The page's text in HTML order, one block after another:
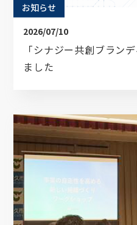
お知らせ
2026/07/10
「シナジー共創ブラン
ました